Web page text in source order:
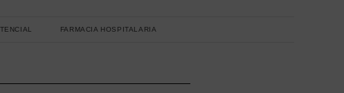
FARMACIA HOSPITALARIA